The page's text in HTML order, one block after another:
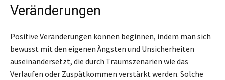
Veränderungen
Positive Veränderungen können beginnen, indem man sich
bewusst mit den eigenen Ängsten und Unsicherheiten
auseinandersetzt, die durch Traumszenarien wie das
Verlaufen oder Zuspätkommen verstärkt werden. Solche